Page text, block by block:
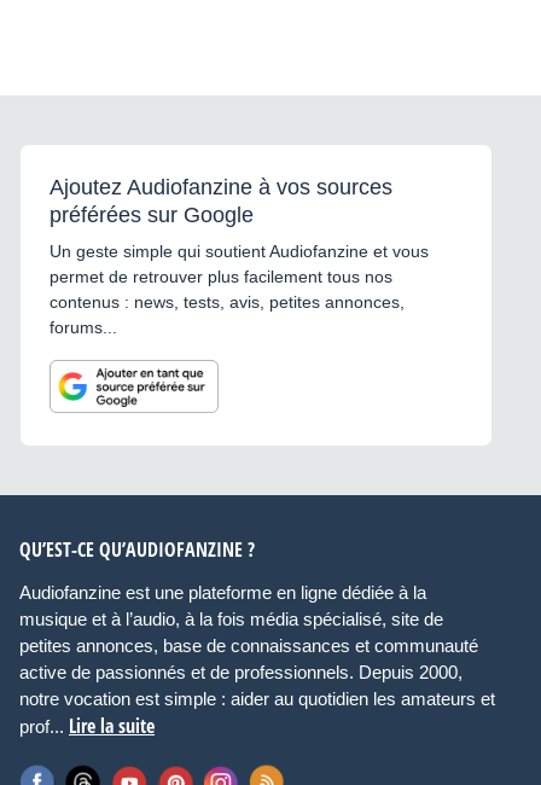
Ajoutez Audiofanzine à vos sources
préférées sur Google
Un geste simple qui soutient Audiofanzine et vous
permet de retrouver plus facilement tous nos
contenus : news, tests, avis, petites annonces,
forums...
QU’EST-CE QU’AUDIOFANZINE ?
Audiofanzine est une plateforme en ligne dédiée à la
musique et à l’audio, à la fois média spécialisé, site de
petites annonces, base de connaissances et communauté
active de passionnés et de professionnels. Depuis 2000,
notre vocation est simple : aider au quotidien les amateurs et
prof... Lire la suite